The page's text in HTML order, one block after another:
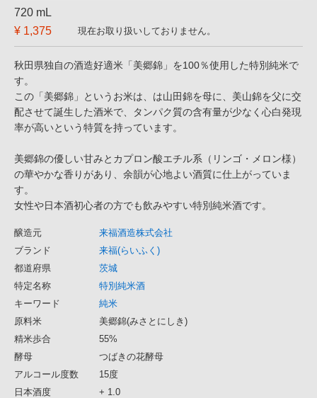
720 mL
¥ 1,375
現在お取り扱いしておりません。
秋田県独自の酒造好適米「美郷錦」を100％使用した特別純米で
す。
この「美郷錦」というお米は、は山田錦を母に、美山錦を父に交
配させて誕生した酒米で、タンパク質の含有量が少なく心白発現
率が高いという特質を持っています。
美郷錦の優しい甘みとカプロン酸エチル系（リンゴ・メロン様）
の華やかな香りがあり、余韻が心地よい酒質に仕上がっていま
す。
女性や日本酒初心者の方でも飲みやすい特別純米酒です。
醸造元
来福酒造株式会社
ブランド
来福(らいふく)
都道府県
茨城
特定名称
特別純米酒
キーワード
純米
原料米
美郷錦(みさとにしき)
精米歩合
55%
酵母
つばきの花酵母
アルコール度数
15度
日本酒度
+ 1.0